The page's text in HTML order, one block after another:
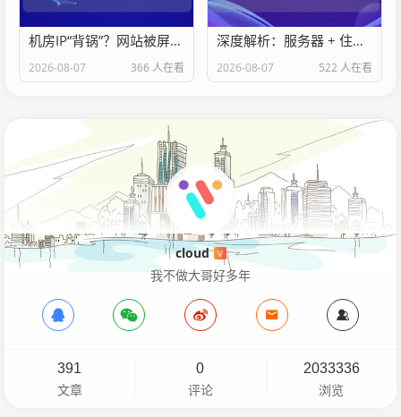
机房IP“背锅”？网站被屏蔽背后的技术真相与解决方案
2026-08-07 366 人在看
深度解析：服务器 + 住宅 IP 最佳搭建方案——从架构到落地的全流程指南
2026-08-07 522 人在看
cloud V
我不做大哥好多年
391
文章
0
评论
2033336
浏览